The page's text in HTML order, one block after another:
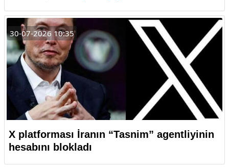
30-07-2026 10:35
X platforması İranın “Tasnim” agentliyinin
hesabını blokladı